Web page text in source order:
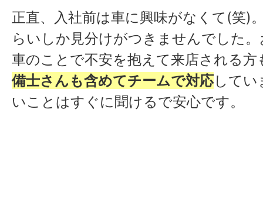
休んだ後の出勤時には優しい言葉を
で、気まずさを感じないのも嬉しい
が本当に良くて 、他店舗の方も含めて
思う人がいないんですよね。
正直、入社前は車に興味がなくて(笑)
らいしか見分けがつきませんでした
車のことで不安を抱えて来店される方
備士さんも含めてチームで対応してい
いことはすぐに聞けるで安心です。